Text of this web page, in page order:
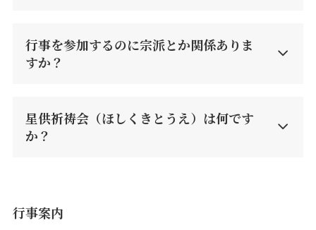
行事を参加するのに宗派とか関係ありま
すか？
星供祈祷会（ほしくきとうえ）は何です
か？
行事案内